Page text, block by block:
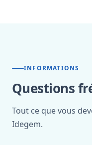
INFORMATIONS
Questions
Tout ce que vous
Idegem.